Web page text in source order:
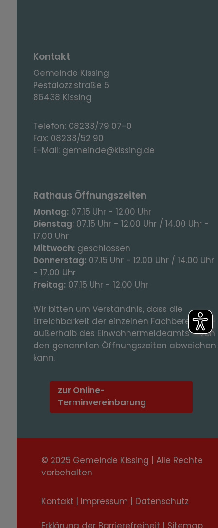
Kontakt
Gemeinde Kissing
Pestalozzistraße 5
86438 Kissing
Telefon: 08233/79 07-0
Fax: 08233/52 90
E-Mail: gemeinde@kissing.de
Rathaus Öffnungszeiten
Montag: 07.15 Uhr - 12.00 Uhr
Dienstag: 07.15 Uhr - 12.00 Uhr / 14.00 Uhr -
17.00 Uhr
Mittwoch: geschlossen
Donnerstag: 07.15 Uhr - 12.00 Uhr / 14.00 Uhr
- 17.00 Uhr
Freitag: 07.15 Uhr - 12.00 Uhr
Wir bitten um Verständnis, dass die
Erreichbarkeit der einzelnen Fachbereiche -
außerhalb des Einwohnermeldeamts – von
den genannten Öffnungszeiten abweichen
kann.
zur Online-
Terminvereinbarung
© 2025 Gemeinde Kissing | Alle Rechte
vorbehalten
Kontakt | Impressum | Datenschutz